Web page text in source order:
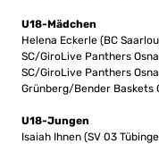
U18-Mädchen
Helena Eckerle (BC
SC/GiroLive Panthers
SC/GiroLive Panthers
Grünberg/Bender Baskets
U18-Jungen
Isaiah Ihnen (SV 03